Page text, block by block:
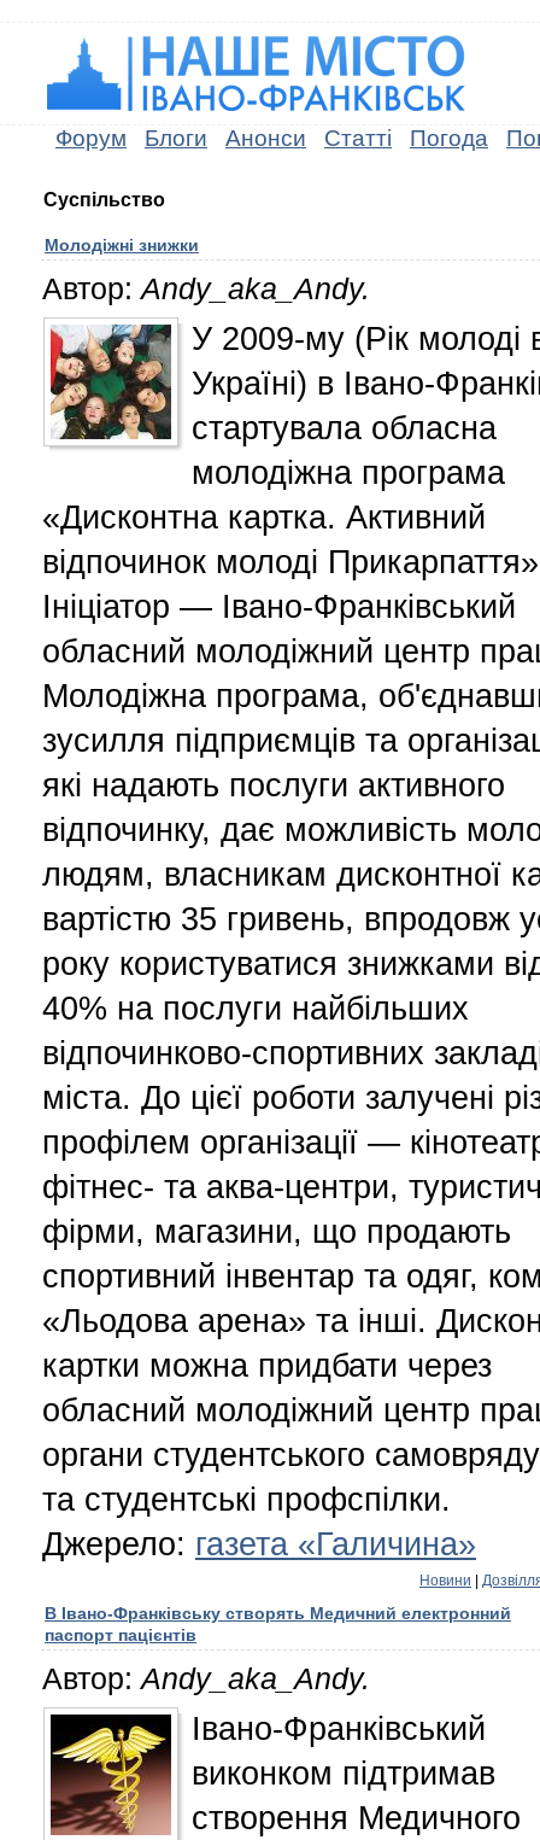
Форум Блоги Анонси Статті Погода
Суспільство
Молодіжні знижки
Автор:Andy_aka_Andy.
У 2009-му (Рік молоді
Україні) в Івано-
стартувала обласна
молодіжна програма
«Дисконтна картка. Активний
відпочинок молоді
Ініціатор — Івано-Франківський
обласний молодіжний центр
Молодіжна програма,
зусилля підприємців та
які надають послуги активного
відпочинку, дає можливість
людям, власникам дисконтної
вартістю 35 гривень, впродовж
року користуватися знижками
40% на послуги найбільших
відпочинково-спортивних
міста. До цієї роботи залучені
профілем організації —
фітнес- та аква-центри,
фірми, магазини, що продають
спортивний інвентар та одяг,
«Льодова арена» та інші.
картки можна придбати через
обласний молодіжний центр
органи студентського
та студентські профспілки.
Джерело: газета «Галичина»
Новини
В Івано-Франківську створять Медичний електронний
паспорт пацієнтів
Автор:Andy_aka_Andy.
Івано-Франківський
виконком підтримав
створення Медичного